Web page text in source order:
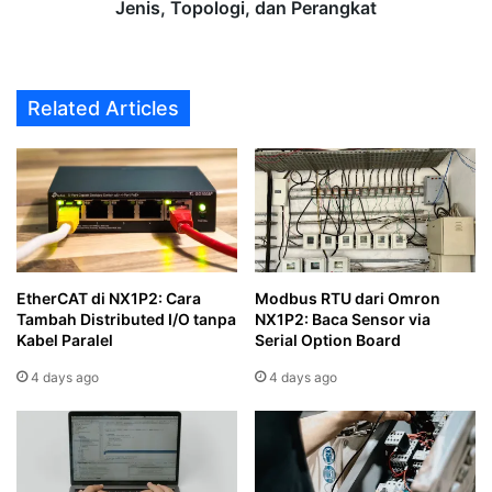
Jenis, Topologi, dan Perangkat
Related Articles
EtherCAT di NX1P2: Cara
Tambah Distributed I/O tanpa
Kabel Paralel
4 days ago
Modbus RTU dari Omron
NX1P2: Baca Sensor via
Serial Option Board
4 days ago